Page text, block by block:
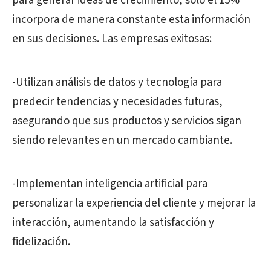
incorpora de manera constante esta información
en sus decisiones. Las empresas exitosas:
-Utilizan análisis de datos y tecnología para
predecir tendencias y necesidades futuras,
asegurando que sus productos y servicios sigan
siendo relevantes en un mercado cambiante.
-Implementan inteligencia artificial para
personalizar la experiencia del cliente y mejorar la
interacción, aumentando la satisfacción y
fidelización.